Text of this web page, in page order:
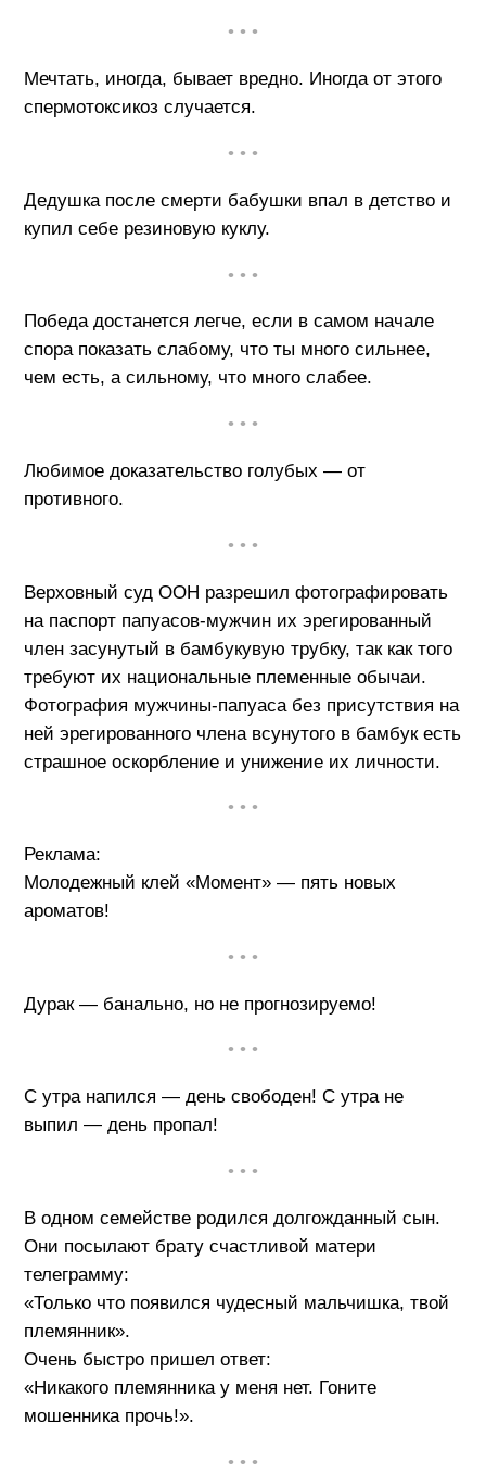
• • •
Мечтать, иногда, бывает вредно. Иногда от этого
cпермотоксикоз случается.
• • •
Дедушка после смерти бабушки впал в детство и
купил себе резиновую куклу.
• • •
Победа достанется легче, если в самом начале
спора показать слабому, что ты много сильнее,
чем есть, а сильному, что много слабее.
• • •
Любимое доказательство голубых — от
противного.
• • •
Верховный суд ООН разрешил фотографировать
на паспорт папуасов-мужчин их эрегированный
член засунутый в бамбукувую трубку, так как того
требуют их национальные племенные обычаи.
Фотография мужчины-папуаса без присутствия на
ней эрегированного члена всунутого в бамбук есть
страшное оскорбление и унижение их личности.
• • •
Реклама:
Молодежный клей «Момент» — пять новых
ароматов!
• • •
Дурак — банально, но не прогнозируемо!
• • •
С утра напился — день свободен! С утра не
выпил — день пропал!
• • •
В одном семействе родился долгожданный сын.
Они посылают брату счастливой матери
телеграмму:
«Только что появился чудесный мальчишка, твой
племянник».
Очень быстро пришел ответ:
«Никакого племянника у меня нет. Гоните
мошенника прочь!».
• • •